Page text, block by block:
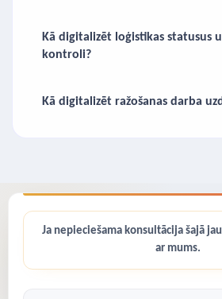
Kā digitalizēt loģistikas statusus
kontroli?
Kā digitalizēt ražošanas darba
Ja nepieciešama konsultācija šajā
ar mums.